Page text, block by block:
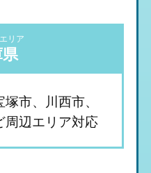
リア
市、川西市、
周辺エリア対応